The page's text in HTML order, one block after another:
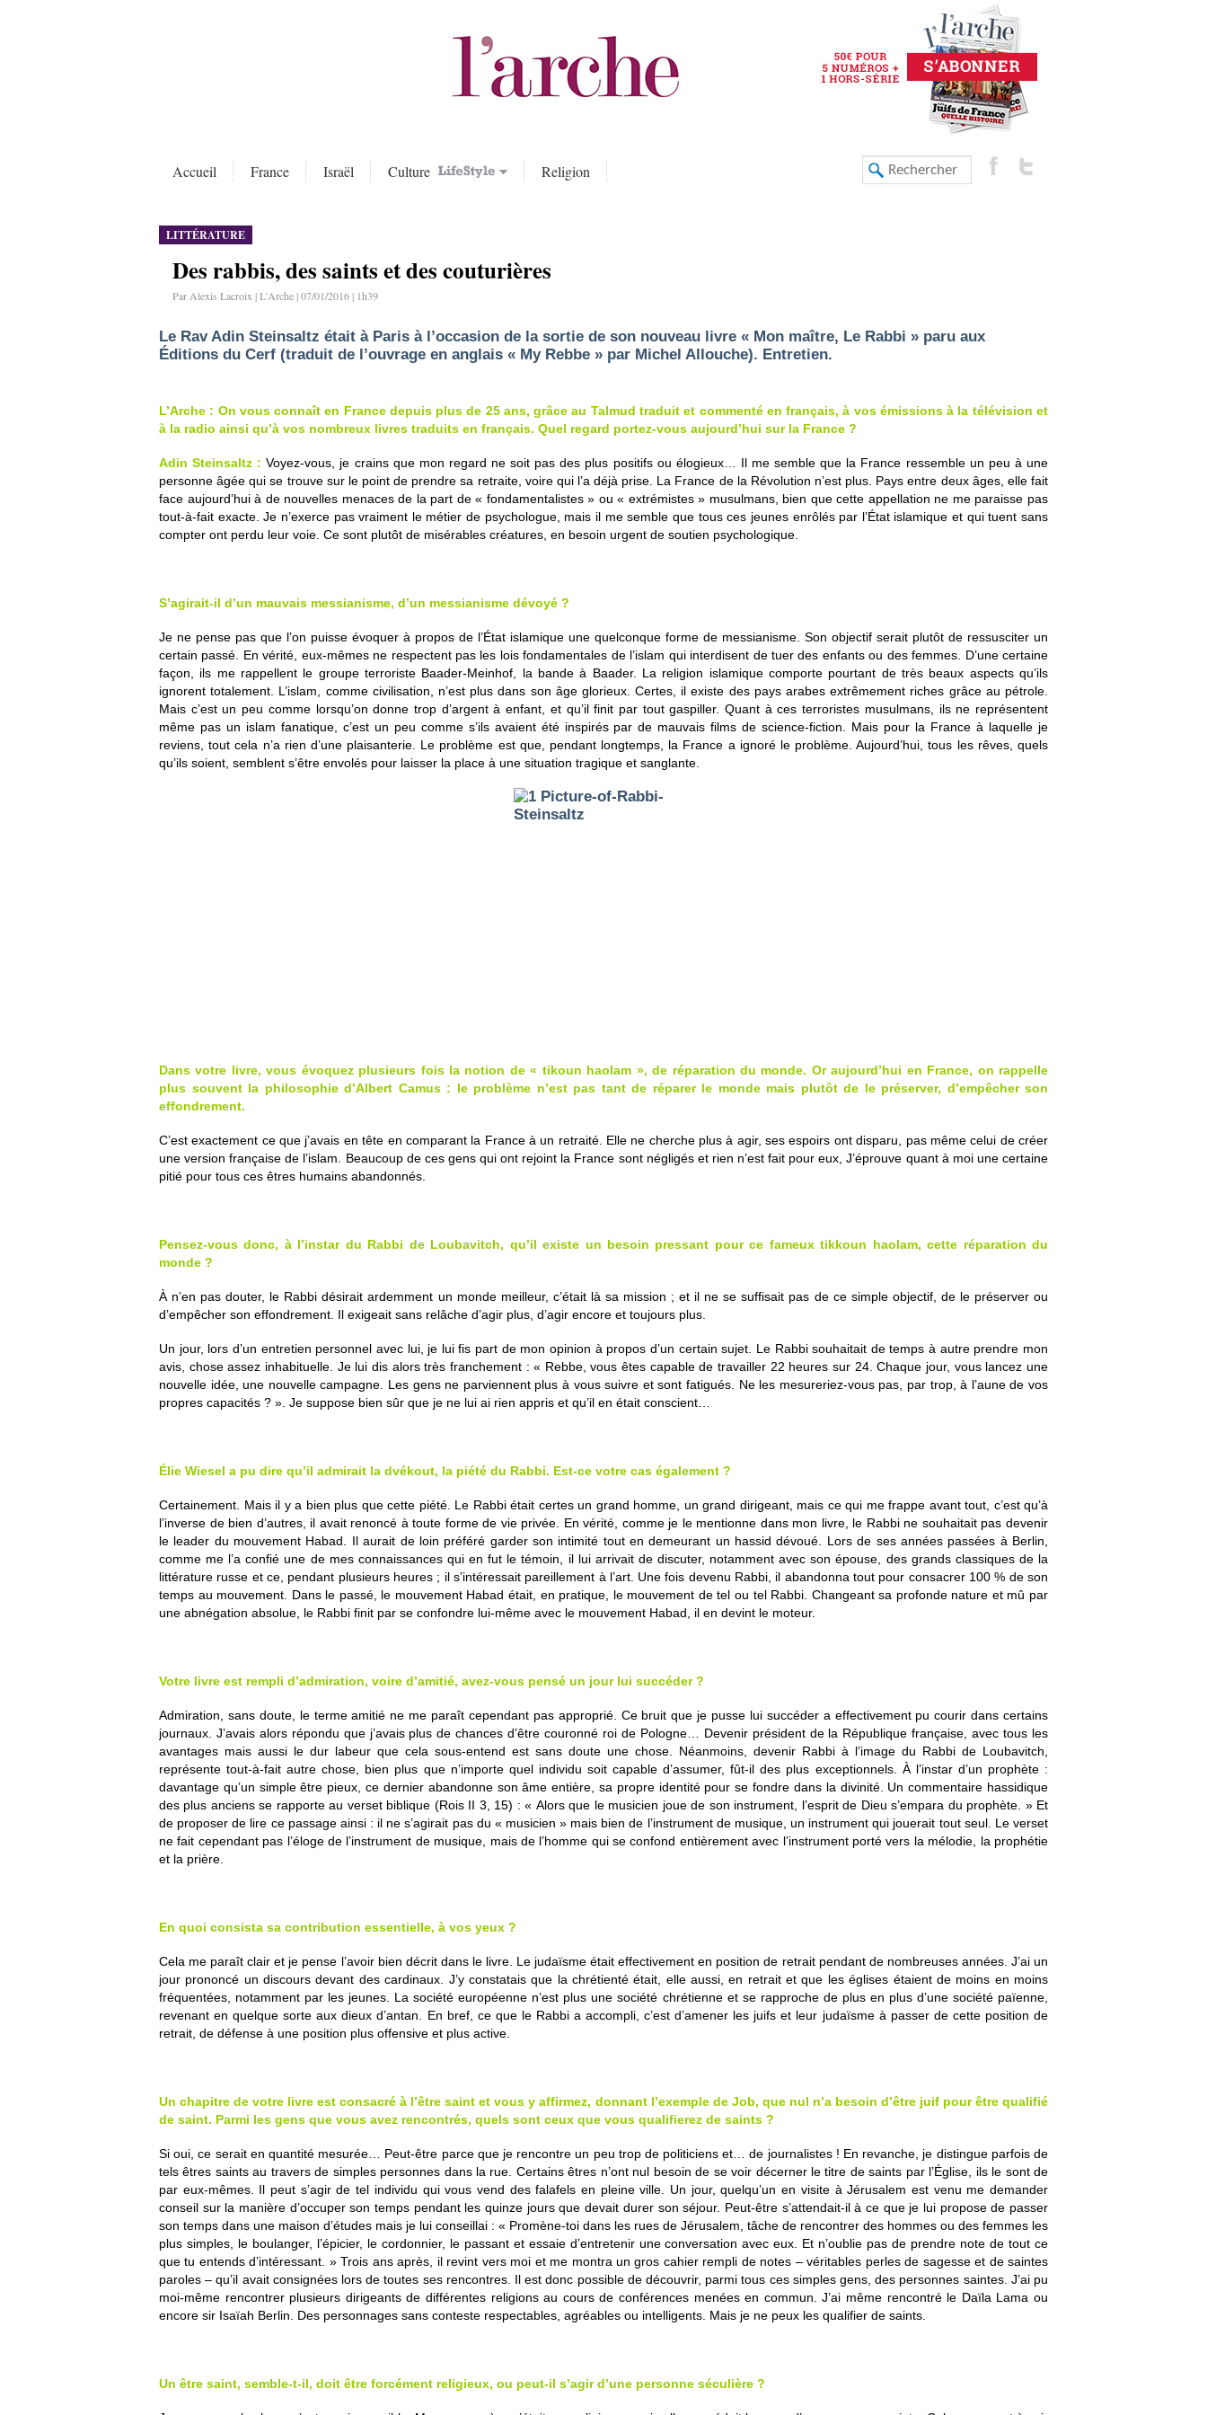
Accueil France Israël Culture Religion
LITTÉRATURE
Des rabbis, des saints et des couturières
Par Alexis Lacroix | L'Arche | 07/01/2016 | 1h39
Le Rav Adin Steinsaltz était à Paris à l’occasion de la sortie de son nouveau livre « Mon maître, Le Rabbi » paru aux
Éditions du Cerf (traduit de l’ouvrage en anglais « My Rebbe » par Michel Allouche). Entretien.
L’Arche : On vous connaît en France depuis plus de 25 ans, grâce au Talmud traduit et commenté en français, à vos émissions à la télévision et
à la radio ainsi qu’à vos nombreux livres traduits en français. Quel regard portez-vous aujourd’hui sur la France ?
Adin Steinsaltz : Voyez-vous, je crains que mon regard ne soit pas des plus positifs ou élogieux… Il me semble que la France ressemble un peu à une
personne âgée qui se trouve sur le point de prendre sa retraite, voire qui l’a déjà prise. La France de la Révolution n’est plus. Pays entre deux âges, elle fait
face aujourd’hui à de nouvelles menaces de la part de « fondamentalistes » ou « extrémistes » musulmans, bien que cette appellation ne me paraisse pas
tout-à-fait exacte. Je n’exerce pas vraiment le métier de psychologue, mais il me semble que tous ces jeunes enrôlés par l’État islamique et qui tuent sans
compter ont perdu leur voie. Ce sont plutôt de misérables créatures, en besoin urgent de soutien psychologique.
S’agirait-il d’un mauvais messianisme, d’un messianisme dévoyé ?
Je ne pense pas que l’on puisse évoquer à propos de l’État islamique une quelconque forme de messianisme. Son objectif serait plutôt de ressusciter un
certain passé. En vérité, eux-mêmes ne respectent pas les lois fondamentales de l’islam qui interdisent de tuer des enfants ou des femmes. D’une certaine
façon, ils me rappellent le groupe terroriste Baader-Meinhof, la bande à Baader. La religion islamique comporte pourtant de très beaux aspects qu’ils
ignorent totalement. L’islam, comme civilisation, n’est plus dans son âge glorieux. Certes, il existe des pays arabes extrêmement riches grâce au pétrole.
Mais c’est un peu comme lorsqu’on donne trop d’argent à enfant, et qu’il finit par tout gaspiller. Quant à ces terroristes musulmans, ils ne représentent
même pas un islam fanatique, c’est un peu comme s’ils avaient été inspirés par de mauvais films de science-fiction. Mais pour la France à laquelle je
reviens, tout cela n’a rien d’une plaisanterie. Le problème est que, pendant longtemps, la France a ignoré le problème. Aujourd’hui, tous les rêves, quels
qu’ils soient, semblent s’être envolés pour laisser la place à une situation tragique et sanglante.
Dans votre livre, vous évoquez plusieurs fois la notion de « tikoun haolam », de réparation du monde. Or aujourd’hui en France, on rappelle
plus souvent la philosophie d’Albert Camus : le problème n’est pas tant de réparer le monde mais plutôt de le préserver, d’empêcher son
effondrement.
C’est exactement ce que j’avais en tête en comparant la France à un retraité. Elle ne cherche plus à agir, ses espoirs ont disparu, pas même celui de créer
une version française de l’islam. Beaucoup de ces gens qui ont rejoint la France sont négligés et rien n’est fait pour eux, J’éprouve quant à moi une certaine
pitié pour tous ces êtres humains abandonnés.
Pensez-vous donc, à l’instar du Rabbi de Loubavitch, qu’il existe un besoin pressant pour ce fameux tikkoun haolam, cette réparation du
monde ?
À n’en pas douter, le Rabbi désirait ardemment un monde meilleur, c’était là sa mission ; et il ne se suffisait pas de ce simple objectif, de le préserver ou
d’empêcher son effondrement. Il exigeait sans relâche d’agir plus, d’agir encore et toujours plus.
Un jour, lors d’un entretien personnel avec lui, je lui fis part de mon opinion à propos d’un certain sujet. Le Rabbi souhaitait de temps à autre prendre mon
avis, chose assez inhabituelle. Je lui dis alors très franchement : « Rebbe, vous êtes capable de travailler 22 heures sur 24. Chaque jour, vous lancez une
nouvelle idée, une nouvelle campagne. Les gens ne parviennent plus à vous suivre et sont fatigués. Ne les mesureriez-vous pas, par trop, à l’aune de vos
propres capacités ? ». Je suppose bien sûr que je ne lui ai rien appris et qu’il en était conscient…
Élie Wiesel a pu dire qu’il admirait la dvékout, la piété du Rabbi. Est-ce votre cas également ?
Certainement. Mais il y a bien plus que cette piété. Le Rabbi était certes un grand homme, un grand dirigeant, mais ce qui me frappe avant tout, c’est qu’à
l’inverse de bien d’autres, il avait renoncé à toute forme de vie privée. En vérité, comme je le mentionne dans mon livre, le Rabbi ne souhaitait pas devenir
le leader du mouvement Habad. Il aurait de loin préféré garder son intimité tout en demeurant un hassid dévoué. Lors de ses années passées à Berlin,
comme me l’a confié une de mes connaissances qui en fut le témoin, il lui arrivait de discuter, notamment avec son épouse, des grands classiques de la
littérature russe et ce, pendant plusieurs heures ; il s’intéressait pareillement à l’art. Une fois devenu Rabbi, il abandonna tout pour consacrer 100 % de son
temps au mouvement. Dans le passé, le mouvement Habad était, en pratique, le mouvement de tel ou tel Rabbi. Changeant sa profonde nature et mû par
une abnégation absolue, le Rabbi finit par se confondre lui-même avec le mouvement Habad, il en devint le moteur.
Votre livre est rempli d’admiration, voire d’amitié, avez-vous pensé un jour lui succéder ?
Admiration, sans doute, le terme amitié ne me paraît cependant pas approprié. Ce bruit que je pusse lui succéder a effectivement pu courir dans certains
journaux. J’avais alors répondu que j’avais plus de chances d’être couronné roi de Pologne… Devenir président de la République française, avec tous les
avantages mais aussi le dur labeur que cela sous-entend est sans doute une chose. Néanmoins, devenir Rabbi à l’image du Rabbi de Loubavitch,
représente tout-à-fait autre chose, bien plus que n’importe quel individu soit capable d’assumer, fût-il des plus exceptionnels. À l’instar d’un prophète :
davantage qu’un simple être pieux, ce dernier abandonne son âme entière, sa propre identité pour se fondre dans la divinité. Un commentaire hassidique
des plus anciens se rapporte au verset biblique (Rois II 3, 15) : « Alors que le musicien joue de son instrument, l’esprit de Dieu s’empara du prophète. » Et
de proposer de lire ce passage ainsi : il ne s’agirait pas du « musicien » mais bien de l’instrument de musique, un instrument qui jouerait tout seul. Le verset
ne fait cependant pas l’éloge de l’instrument de musique, mais de l’homme qui se confond entièrement avec l’instrument porté vers la mélodie, la prophétie
et la prière.
En quoi consista sa contribution essentielle, à vos yeux ?
Cela me paraît clair et je pense l’avoir bien décrit dans le livre. Le judaïsme était effectivement en position de retrait pendant de nombreuses années. J’ai un
jour prononcé un discours devant des cardinaux. J’y constatais que la chrétienté était, elle aussi, en retrait et que les églises étaient de moins en moins
fréquentées, notamment par les jeunes. La société européenne n’est plus une société chrétienne et se rapproche de plus en plus d’une société païenne,
revenant en quelque sorte aux dieux d’antan. En bref, ce que le Rabbi a accompli, c’est d’amener les juifs et leur judaïsme à passer de cette position de
retrait, de défense à une position plus offensive et plus active.
Un chapitre de votre livre est consacré à l’être saint et vous y affirmez, donnant l’exemple de Job, que nul n’a besoin d’être juif pour être qualifié
de saint. Parmi les gens que vous avez rencontrés, quels sont ceux que vous qualifierez de saints ?
Si oui, ce serait en quantité mesurée… Peut-être parce que je rencontre un peu trop de politiciens et… de journalistes ! En revanche, je distingue parfois de
tels êtres saints au travers de simples personnes dans la rue. Certains êtres n’ont nul besoin de se voir décerner le titre de saints par l’Église, ils le sont de
par eux-mêmes. Il peut s’agir de tel individu qui vous vend des falafels en pleine ville. Un jour, quelqu’un en visite à Jérusalem est venu me demander
conseil sur la manière d’occuper son temps pendant les quinze jours que devait durer son séjour. Peut-être s’attendait-il à ce que je lui propose de passer
son temps dans une maison d’études mais je lui conseillai : « Promène-toi dans les rues de Jérusalem, tâche de rencontrer des hommes ou des femmes les
plus simples, le boulanger, l’épicier, le cordonnier, le passant et essaie d’entretenir une conversation avec eux. Et n’oublie pas de prendre note de tout ce
que tu entends d’intéressant. » Trois ans après, il revint vers moi et me montra un gros cahier rempli de notes – véritables perles de sagesse et de saintes
paroles – qu’il avait consignées lors de toutes ses rencontres. Il est donc possible de découvrir, parmi tous ces simples gens, des personnes saintes. J’ai pu
moi-même rencontrer plusieurs dirigeants de différentes religions au cours de conférences menées en commun. J’ai même rencontré le Daïla Lama ou
encore sir Isaïah Berlin. Des personnages sans conteste respectables, agréables ou intelligents. Mais je ne peux les qualifier de saints.
Un être saint, semble-t-il, doit être forcément religieux, ou peut-il s’agir d’une personne séculière ?